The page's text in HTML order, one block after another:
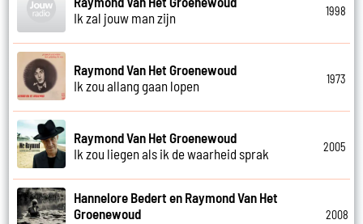
Ik zal jouw man zijn
1998
Raymond Van Het Groenewoud
Ik zou allang gaan lopen
1973
Raymond Van Het Groenewoud
Ik zou liegen als ik de waarheid sprak
2005
Hannelore Bedert en Raymond Van Het
Groenewoud
2008